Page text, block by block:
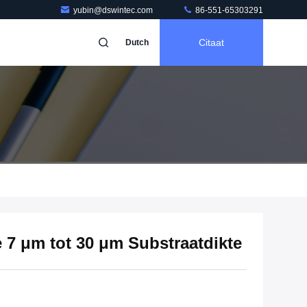
yubin@dswintec.com 86-551-65303291
Dutch Citaat
μm tot 30 μm Substraatdikte